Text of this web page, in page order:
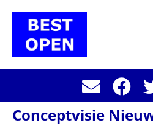
Conceptvisie